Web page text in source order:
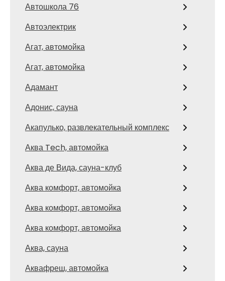
Автошкола 76
Автоэлектрик
Агат, автомойка
Агат, автомойка
Адамант
Адонис, сауна
Акапулько, развлекательный комплекс
Аква Tech, автомойка
Аква де Вида, сауна-клуб
Аква комфорт, автомойка
Аква комфорт, автомойка
Аква комфорт, автомойка
Аква, сауна
Аквафреш, автомойка